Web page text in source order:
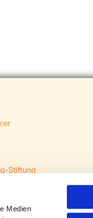
Medien
Stiftung